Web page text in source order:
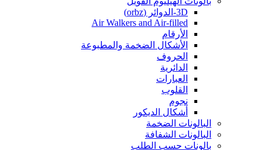
3D-الدوائر (orbz)
Air Walkers and Air-filled
الأرقام
الأشكال الضخمة والمطبوعة
الحروف
الدائرية
العبارات
القلوب
نجوم
أشكال الديكور
البالونات الضخمة
البالونات الشفافة
بالونات حسب الطلب